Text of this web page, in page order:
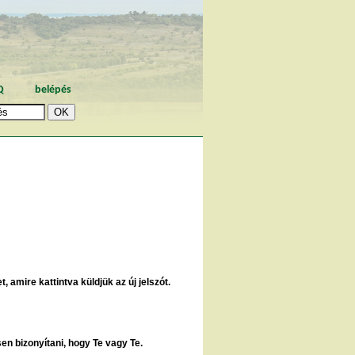
belépés
amire kattintva küldjük az új jelszót.
bizonyítani, hogy Te vagy Te.